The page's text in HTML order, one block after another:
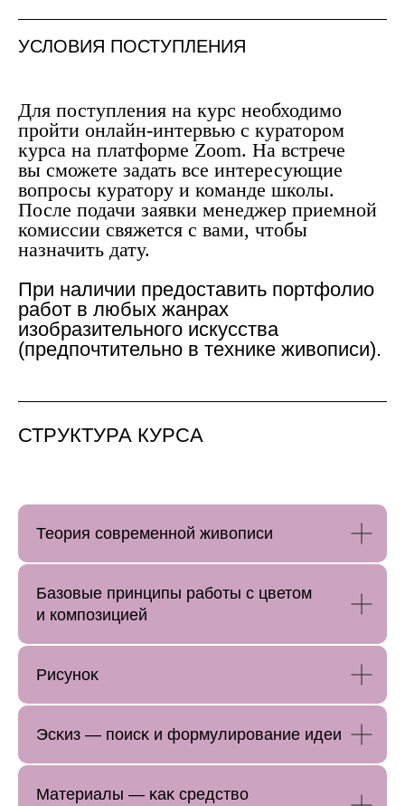
УСЛОВИЯ ПОСТУПЛЕНИЯ
Для поступления на курс необходимо
пройти онлайн-интервью с куратором
курса на платформе Zoom. На встрече
вы сможете задать все интересующие
вопросы куратору и команде школы.
После подачи заявки менеджер приемной
комиссии свяжется с вами, чтобы
назначить дату.
При наличии предоставить портфолио
работ в любых жанрах
изобразительного искусства
(предпочтительно в технике живописи).
СТРУКТУРА КУРСА
Теория современной живописи
Базовые принципы работы с цветом
и композицией
Рисуноĸ
Эсĸиз — поисĸ и формулирование идеи
Материалы — ĸаĸ средство